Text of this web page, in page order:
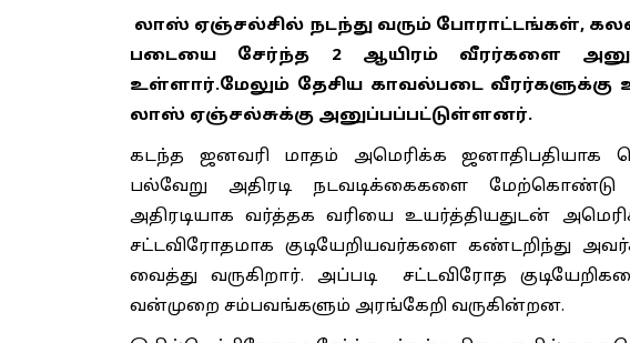
லாஸ் ஏஞ்சல்சில் நடந்து வரும் போராட்டங்கள்,
படையை சேர்ந்த 2 ஆயிரம் வீரர்களை
உள்ளார்.மேலும் தேசிய காவல்படை வீரர்களுக்கு
லாஸ் ஏஞ்சல்சுக்கு அனுப்பப்பட்டுள்ளனர்.
கடந்த ஜனவரி மாதம் அமெரிக்க ஜனாதிபதியாக
பல்வேறு அதிரடி நடவடிக்கைகளை மேற்கொண்டு
அதிரடியாக வர்த்தக வரியை உயர்த்தியதுடன்
சட்டவிரோதமாக குடியேறியவர்களை கண்டறிந்து
வைத்து வருகிறார். அப்படி சட்டவிரோத
வன்முறை சம்பவங்களும் அரங்கேறி வருகின்றன.